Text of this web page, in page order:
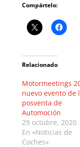
Compártelo:
Relacionado
Motormeetings
nuevo evento de
posventa de
Automoción
29 octubre, 2020
En «Noticias de
Coches»